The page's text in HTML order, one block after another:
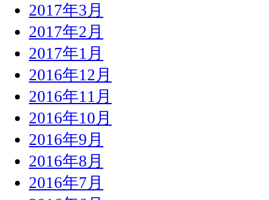
2017年3月
2017年2月
2017年1月
2016年12月
2016年11月
2016年10月
2016年9月
2016年8月
2016年7月